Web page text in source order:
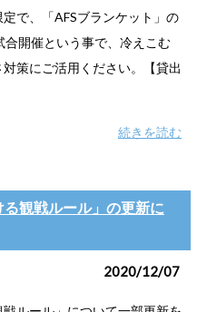
で、「AFSブランケット」の
開催という事で、冷えこむ
策にご活用ください。【貸出
続きを読む
る観戦ルール」の更新に
2020/12/07